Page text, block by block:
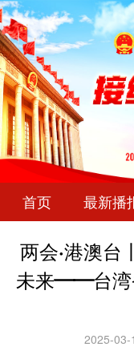
首页 最新播
两会·港澳台
未来——台湾
2025-03-